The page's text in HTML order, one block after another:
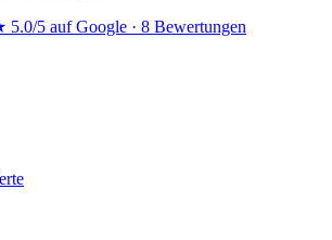
5.0/5 auf Google · 8 Bewertungen